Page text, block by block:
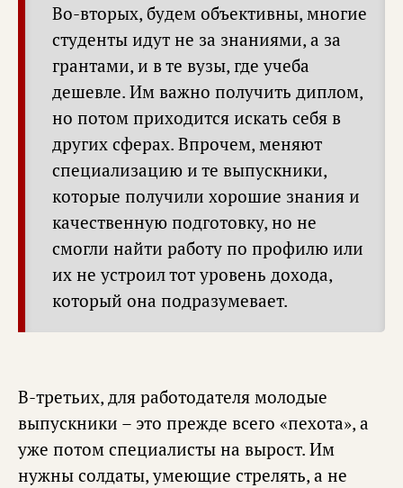
Во-вторых, будем объективны, многие
студенты идут не за знаниями, а за
грантами, и в те вузы, где учеба
дешевле. Им важно получить диплом,
но потом приходится искать себя в
других сферах. Впрочем, меняют
специализацию и те выпускники,
которые получили хорошие знания и
качественную подготовку, но не
смогли найти работу по профилю или
их не устроил тот уровень дохода,
который она подразумевает.
В-третьих, для работодателя молодые
выпускники – это прежде всего «пехота», а
уже потом специалисты на вырост. Им
нужны солдаты, умеющие стрелять, а не